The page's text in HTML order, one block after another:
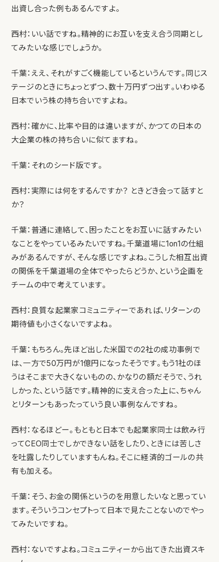
出資し合った例もあるんですよ。
西村：いい話ですね。精神的にお互いを支え合う同期とし
てみたいな感じでしょうか。
千葉：ええ、それがすごく機能しているというんです。同じス
テージのときにちょっとずつ、数十万円ずつ出す。いわゆる
日本でいう株の持ち合いですよね。
西村：確かに、比率や目的は違いますが、かつての日本の
大企業の株の持ち合いに似てますね。
千葉：それのシード版です。
西村：実際には何をするんですか？ ときどき会って話すと
か？
千葉：普通に連絡して、困ったことをお互いに話すみたい
なことをやっているみたいですね。千葉道場に1on1の仕組
みがあるんですが、そんな感じですよね。こうした相互出資
の関係を千葉道場の全体でやったらどうか、という企画を
チームの中で考えています。
西村：良質な起業家コミュニティーであれば、リターンの
期待値も小さくないですよね。
千葉：もちろん。先ほど出した米国での2社の成功事例で
は、一方で50万円が1億円になったそうです。もう1社のほ
うはそこまで大きくないものの、かなりの額だそうで、うれ
しかった、という話です。精神的に支え合った上に、ちゃん
とリターンもあったっていう良い事例なんですね。
西村：なるほどー。もともと日本でも起業家同士は飲み行
ってCEO同士でしかできない話をしたり、ときには苦しさ
を吐露したりしていますもんね。そこに経済的ゴールの共
有も加える。
千葉：そう、お金の関係というのを用意したいなと思ってい
ます。そういうコンセプトって日本で見たことないのでやっ
てみたいですね。
西村：ないですよね。コミュニティーから出てきた出資スキ